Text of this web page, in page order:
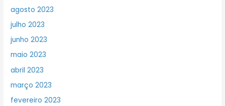
agosto 2023
julho 2023
junho 2023
maio 2023
abril 2023
março 2023
fevereiro 2023